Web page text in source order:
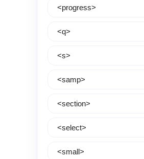
<progress>
<q>
<s>
<samp>
<section>
<select>
<small>